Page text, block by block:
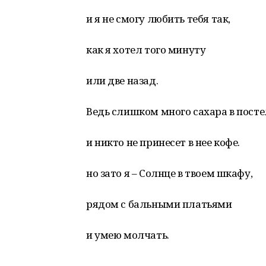
и я не смогу любить тебя так,
как я хотел того минуту
или две назад.
Ведь слишком много сахара в
и никто не принесет в нее кофе.
но зато я – Солнце в твоем шкафу,
рядом с бальными платьями
и умею молчать.